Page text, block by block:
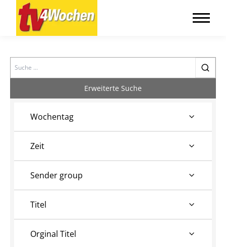
Search
Erweiterte Suche
Wochentag
Zeit
Sender group
Titel
Orginal Titel